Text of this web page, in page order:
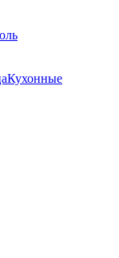
Кухонные